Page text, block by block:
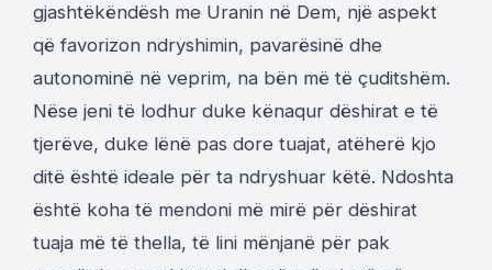
gjashtëkëndësh me Uranin në Dem, një aspekt
që favorizon ndryshimin, pavarësinë dhe
autonominë në veprim, na bën më të çuditshëm.
Nëse jeni të lodhur duke kënaqur dëshirat e të
tjerëve, duke lënë pas dore tuajat, atëherë kjo
ditë është ideale për ta ndryshuar këtë. Ndoshta
është koha të mendoni më mirë për dëshirat
tuaja më të thella, të lini mënjanë për pak